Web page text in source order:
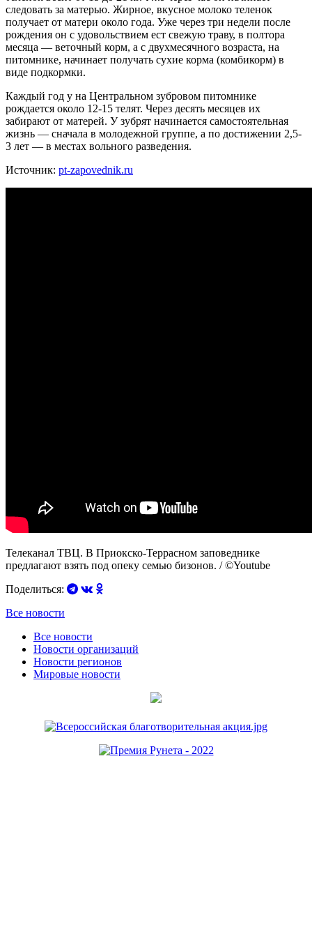
следовать за матерью. Жирное, вкусное молоко теленок
получает от матери около года. Уже через три недели после
рождения он с удовольствием ест свежую траву, в полтора
месяца — веточный корм, а с двухмесячного возраста, на
питомнике, начинает получать сухие корма (комбикорм) в
виде подкормки.
Каждый год у на Центральном зубровом питомнике
рождается около 12-15 телят. Через десять месяцев их
забирают от матерей. У зубрят начинается самостоятельная
жизнь — сначала в молодежной группе, а по достижении 2,5-
3 лет — в местах вольного разведения.
Источник: pt-zapovednik.ru
Телеканал ТВЦ. В Приокско-Террасном заповеднике
предлагают взять под опеку семью бизонов. / ©Youtube
Поделиться:
Все новости
Все новости
Новости организаций
Новости регионов
Мировые новости